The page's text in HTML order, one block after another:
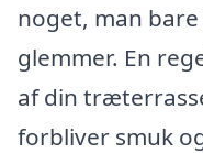
noget, man
glemmer. En
af din
forbliver smuk